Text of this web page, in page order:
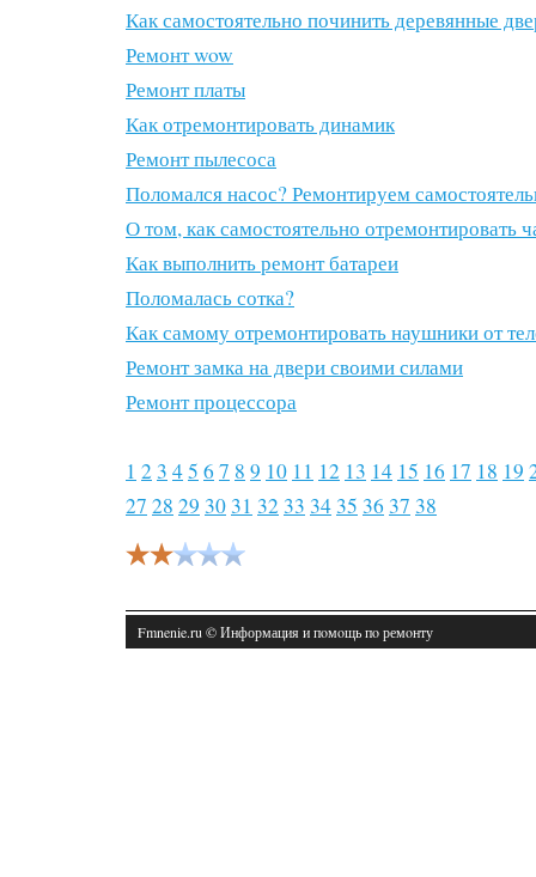
Как самостоятельно починить деревянные
Ремонт wow
Ремонт платы
Как отремонтировать динамик
Ремонт пылесоса
Поломался насос? Ремонтируем
О том, как самостоятельно отремонтировать
Как выполнить ремонт батареи
Поломалась сотка?
Как самому отремонтировать наушники от
Ремонт замка на двери своими силами
Ремонт процессора
1 2 3 45 6 7 8 9 10 11 12 13 14 15 16 17 18 19
27 28 29 30 31 32 33 34 35 36 37 38
Fmnenie.ru © Информация и пοмοщь пο ремοнту